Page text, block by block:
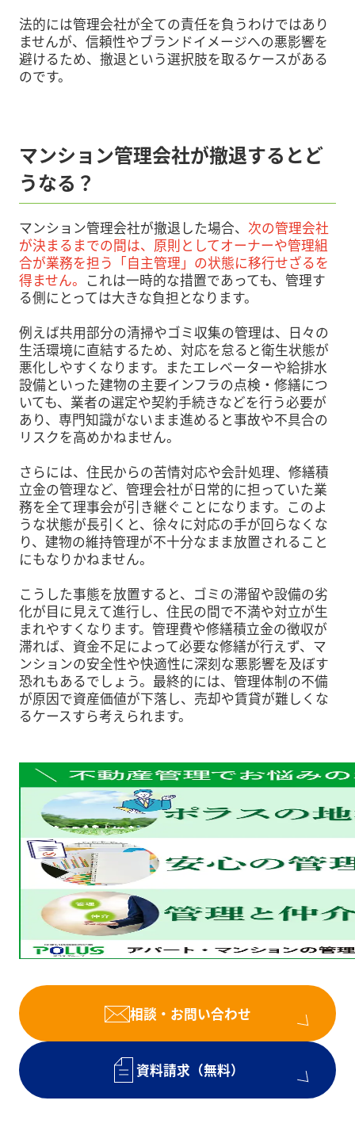
法的には管理会社が全ての責任を負うわけではあり
ませんが、信頼性やブランドイメージへの悪影響を
避けるため、撤退という選択肢を取るケースがある
のです。
マンション管理会社が撤退するとど
うなる？
マンション管理会社が撤退した場合、 次の管理会社
が決まるまでの間は、原則としてオーナーや管理組
合が業務を担う「自主管理」の状態に移行せざるを
得ません。 これは一時的な措置であっても、管理す
る側にとっては大きな負担となります。
例えば共用部分の清掃やゴミ収集の管理は、日々の
生活環境に直結するため、対応を怠ると衛生状態が
悪化しやすくなります。またエレベーターや給排水
設備といった建物の主要インフラの点検・修繕につ
いても、業者の選定や契約手続きなどを行う必要が
あり、専門知識がないまま進めると事故や不具合の
リスクを高めかねません。
さらには、住民からの苦情対応や会計処理、修繕積
立金の管理など、管理会社が日常的に担っていた業
務を全て理事会が引き継ぐことになります。このよ
うな状態が長引くと、徐々に対応の手が回らなくな
り、建物の維持管理が不十分なまま放置されること
にもなりかねません。
こうした事態を放置すると、ゴミの滞留や設備の劣
化が目に見えて進行し、住民の間で不満や対立が生
まれやすくなります。管理費や修繕積立金の徴収が
滞れば、資金不足によって必要な修繕が行えず、マ
ンションの安全性や快適性に深刻な悪影響を及ぼす
恐れもあるでしょう。最終的には、管理体制の不備
が原因で資産価値が下落し、売却や賃貸が難しくな
るケースすら考えられます。
相談・お問い合わせ
資料請求（無料）